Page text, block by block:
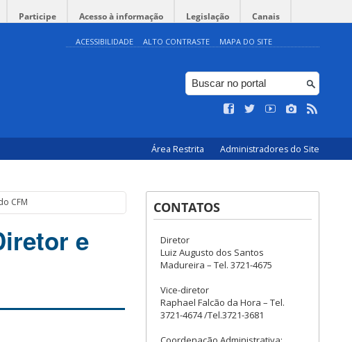
Participe Acesso à informação Legislação Canais
ACESSIBILIDADE ALTO CONTRASTE MAPA DO SITE
Área Restrita Administradores do Site
CFM
e
CONTATOS
Diretor
Luiz Augusto dos Santos
Madureira – Tel. 3721-4675
Vice-diretor
Raphael Falcão da Hora – Tel.
3721-4674 /Tel.3721-3681